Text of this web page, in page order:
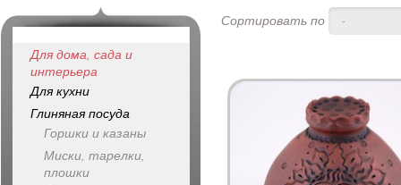
Сортировать по -
Для дома, сада и
интерьера
Для кухни
Глиняная посуда
Горшки и казаны
Миски, тарелки,
плошки